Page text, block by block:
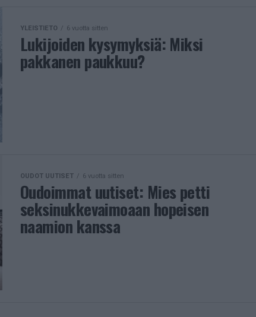
YLEISTIETO 6 vuotta sitten
Lukijoiden kysymyksiä: Miksi
pakkanen paukkuu?
OUDOT UUTISET 6 vuotta sitten
Oudoimmat uutiset: Mies petti
seksinukkevaimoaan hopeisen
naamion kanssa